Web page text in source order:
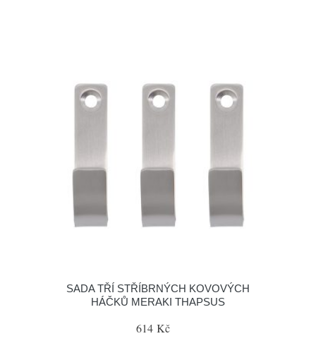
SADA TŘÍ STŘÍBRNÝCH KOVOVÝCH
HÁČKŮ MERAKI THAPSUS
614 Kč